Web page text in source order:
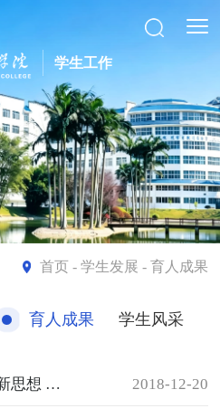
学生工作
首页- 学生发展 - 育人成果
育人成果 学生风采
第三届福州市属高校学习新思想 奋进新时代主题文艺汇演圆满落幕 2018-12-20